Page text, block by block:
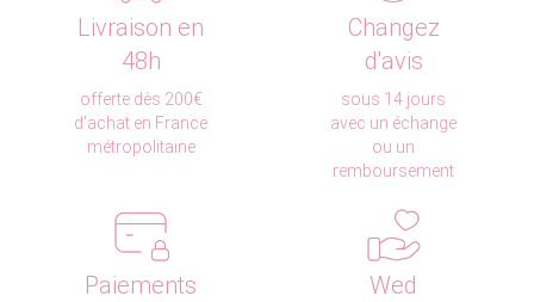
Livraison en
48h
offerte dès 200€
d'achat en France
métropolitaine
Changez
d'avis
sous 14 jours
avec un échange
ou un
remboursement
Paiements
Wed